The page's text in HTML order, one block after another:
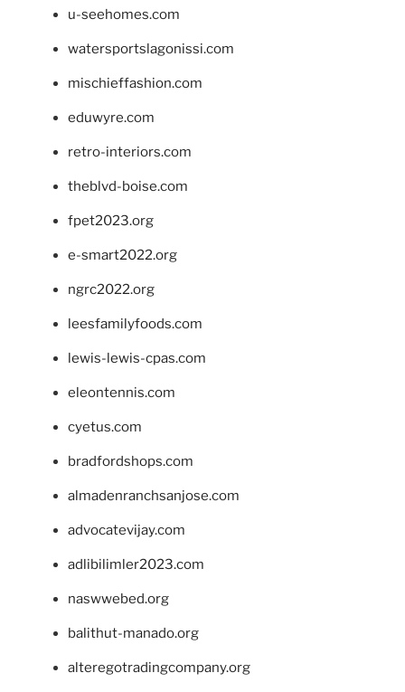
u-seehomes.com
watersportslagonissi.com
mischieffashion.com
eduwyre.com
retro-interiors.com
theblvd-boise.com
fpet2023.org
e-smart2022.org
ngrc2022.org
leesfamilyfoods.com
lewis-lewis-cpas.com
eleontennis.com
cyetus.com
bradfordshops.com
almadenranchsanjose.com
advocatevijay.com
adlibilimler2023.com
naswwebed.org
balithut-manado.org
alteregotradingcompany.org